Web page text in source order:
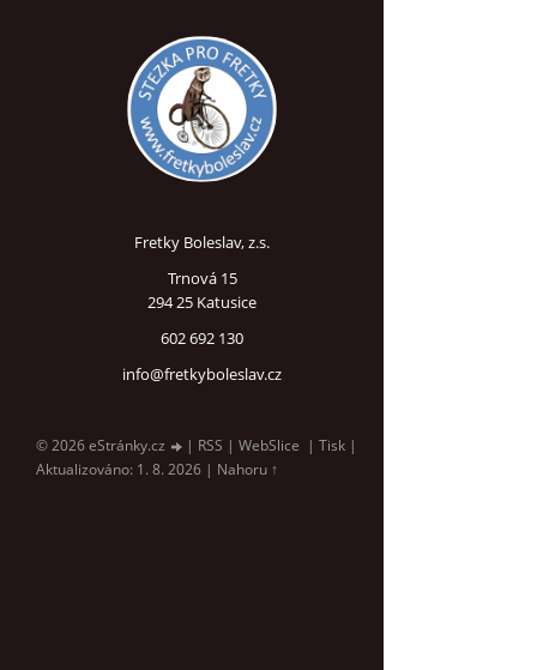
Fretky Boleslav, z.s.
Trnová 15
294 25 Katusice
602 692 130
info@fretkyboleslav.cz
© 2026 eStránky.cz | RSS | WebSlice | Tisk |
Aktualizováno: 1. 8. 2026 | Nahoru ↑